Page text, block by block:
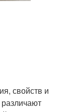
свойств и